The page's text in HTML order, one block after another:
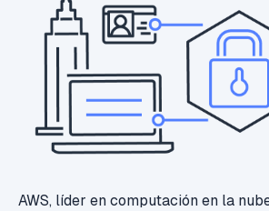
AWS, líder en computación en la